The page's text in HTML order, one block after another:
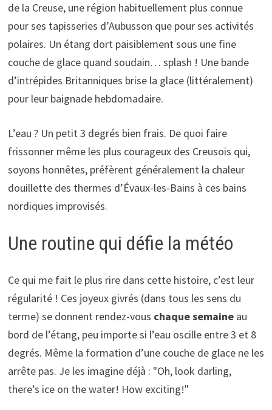
de la Creuse, une région habituellement plus connue
pour ses tapisseries d’Aubusson que pour ses activités
polaires. Un étang dort paisiblement sous une fine
couche de glace quand soudain… splash ! Une bande
d’intrépides Britanniques brise la glace (littéralement)
pour leur baignade hebdomadaire.
L’eau ? Un petit 3 degrés bien frais. De quoi faire
frissonner même les plus courageux des Creusois qui,
soyons honnêtes, préfèrent généralement la chaleur
douillette des thermes d’Évaux-les-Bains à ces bains
nordiques improvisés.
Une routine qui défie la météo
Ce qui me fait le plus rire dans cette histoire, c’est leur
régularité ! Ces joyeux givrés (dans tous les sens du
terme) se donnent rendez-vous chaque semaineau
bord de l’étang, peu importe si l’eau oscille entre 3 et 8
degrés. Même la formation d’une couche de glace ne les
arrête pas. Je les imagine déjà : "Oh, look darling,
there’s ice on the water! How exciting!"